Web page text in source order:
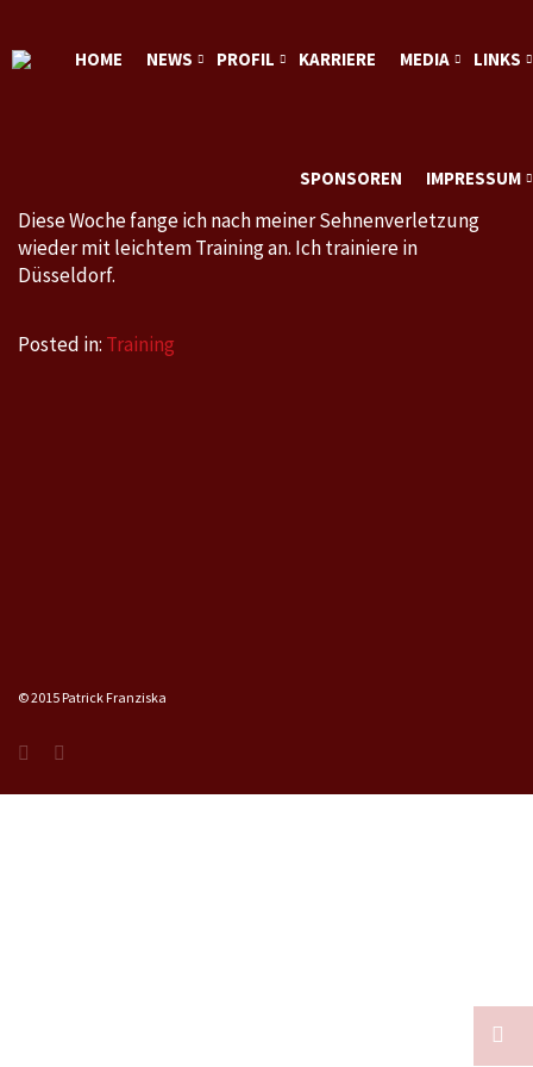
HOME NEWS PROFIL KARRIERE MEDIA LINKS
SPONSOREN IMPRESSUM
Diese Woche fange ich nach meiner Sehnenverletzung
wieder mit leichtem Training an. Ich trainiere in
Düsseldorf.
Posted in: Training
© 2015 Patrick Franziska